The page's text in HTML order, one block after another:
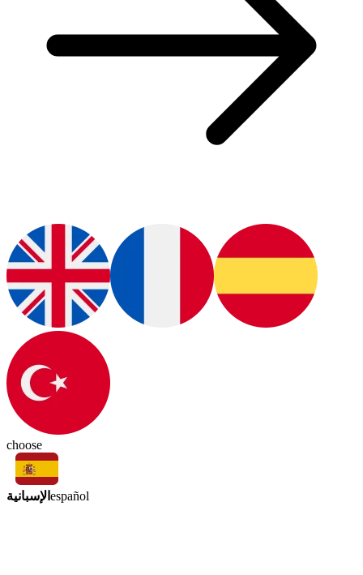
choose
الإسبانية español